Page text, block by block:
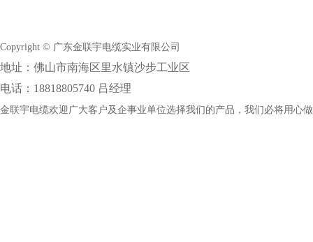
Copyright © 广东金联宇电缆实业有限公司
地址：佛山市南海区里水镇沙步工业区
电话：18818805740 吕经理
金联宇电缆欢迎广大客户及企事业单位选择我们的产品，我们必将用心